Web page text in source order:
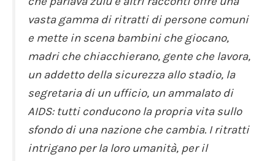
vasta gamma di ritratti di persone comuni
e mette in scena bambini che giocano,
madri che chiacchierano, gente che lavora,
un addetto della sicurezza allo stadio, la
segretaria di un ufficio, un ammalato di
AIDS: tutti conducono la propria vita sullo
sfondo di una nazione che cambia. I ritratti
intrigano per la loro umanità, per il